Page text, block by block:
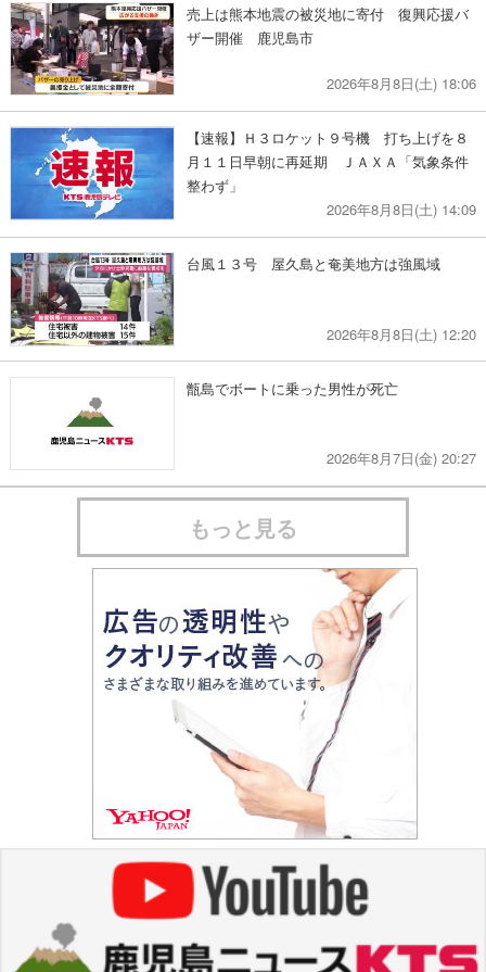
売上は熊本地震の被災地に寄付 復興応援バ
ザー開催 鹿児島市
2026年8月8日(土) 18:06
【速報】Ｈ３ロケット９号機 打ち上げを８
月１１日早朝に再延期 ＪＡＸＡ「気象条件
整わず」
2026年8月8日(土) 14:09
台風１３号 屋久島と奄美地方は強風域
2026年8月8日(土) 12:20
甑島でボートに乗った男性が死亡
2026年8月7日(金) 20:27
もっと見る